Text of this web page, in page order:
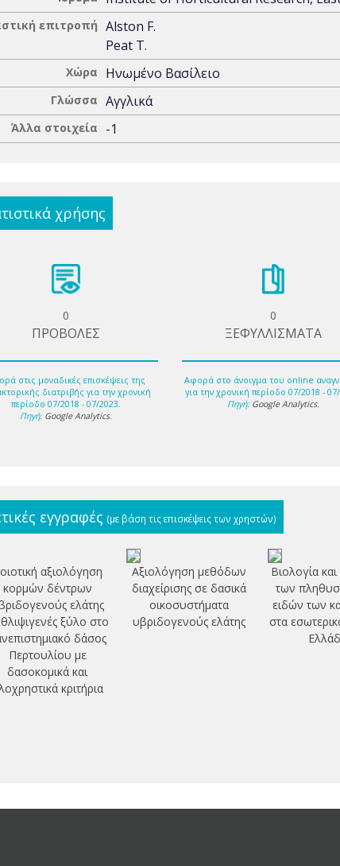
επιτροπή Alston F.
Peat T.
Χώρα Ηνωμένο Βασίλειο
Γλώσσα Αγγλικά
Άλλα στοιχεία -1
χρήσης
0
ΠΡΟΒΟΛΕΣ
στις μοναδικές επισκέψεις της
διατριβής για την χρονική
περίοδο 07/2018 - 07/2023.
Πηγή: Google Analytics.
0
ΞΕΦΥΛΛΙΣΜΑΤΑ
Αφορά στο άνοιγμα του online
για την χρονική περίοδο 07/2018 -
Πηγή: Google Analytics.
εγγραφές (με βάση τις επισκέψεις των χρηστών)
αξιολόγηση
κορμών δέντρων
ελάτης
ξύλο στο
δάσος
Περτουλίου με
δασοκομικά και
κριτήρια
Αξιολόγηση μεθόδων
διαχείρισης σε δασικά
οικοσυστήματα
υβριδογενούς ελάτης
Βιολογία
των
ειδών των
στα